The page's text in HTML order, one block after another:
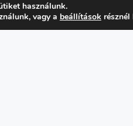
használunk.
vagy a beállításokrésznél